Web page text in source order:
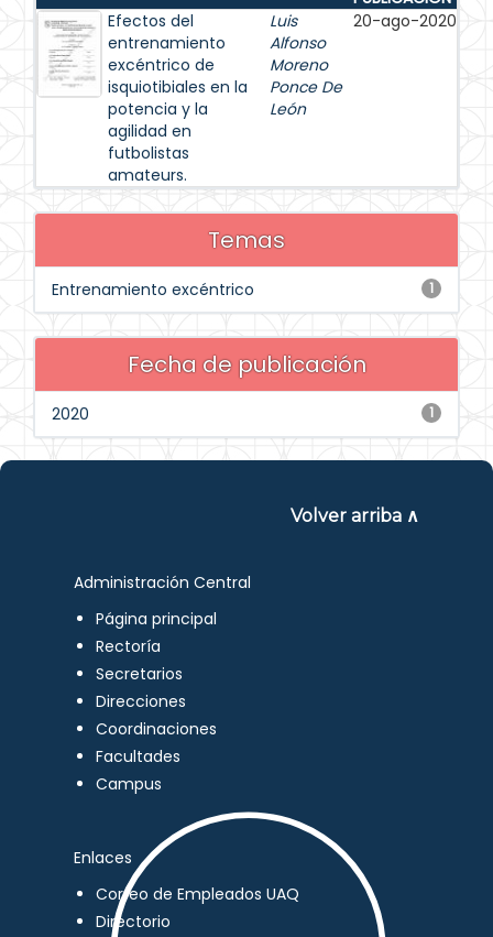
Efectos del
entrenamiento
excéntrico de
isquiotibiales en la
potencia y la
agilidad en
futbolistas
amateurs.
Luis
Alfonso
Moreno
Ponce De
León
20-ago-2020
Temas
1
Entrenamiento excéntrico
Fecha de publicación
1
2020
Volver arriba ∧
Administración Central
Página principal
Rectoría
Secretarios
Direcciones
Coordinaciones
Facultades
Campus
Enlaces
Correo de Empleados UAQ
Directorio